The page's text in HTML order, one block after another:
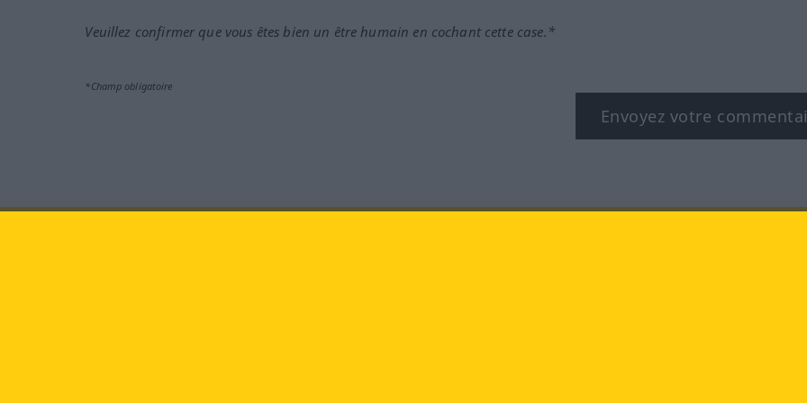
Veuillez confirmer que vous êtes bien un être humain en cochant cette case.*
*Champ obligatoire
Envoyez votre